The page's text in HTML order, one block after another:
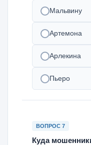
Мальвину
Артемона
Арлекина
Пьеро
ВОПРОС 7
Куда